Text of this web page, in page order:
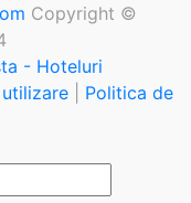
Copyright ©
- Hoteluri
Politica de